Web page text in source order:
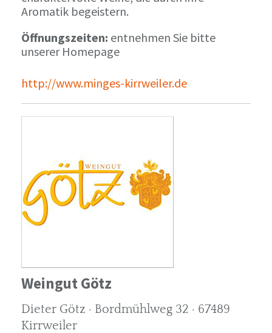
Aromatik begeistern.
Öffnungszeiten: entnehmen Sie bitte
unserer Homepage
http://www.minges-kirrweiler.de
Weingut Götz
Dieter Götz · Bordmühlweg 32 · 67489
Kirrweiler